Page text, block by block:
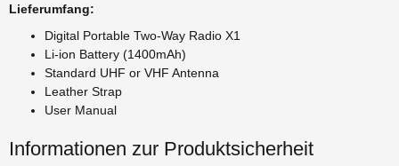
Lieferumfang:
Digital Portable Two-Way Radio X1
Li-ion Battery (1400mAh)
Standard UHF or VHF Antenna
Leather Strap
User Manual
Informationen zur Produktsicherheit